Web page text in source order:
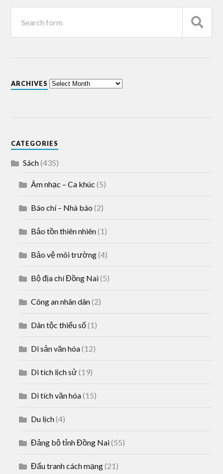
ARCHIVES
CATEGORIES
Sách(435)
Âm nhạc – Ca khúc (5)
Báo chí – Nhà báo (2)
Bảo tồn thiên nhiên(1)
Bảo vệ môi trường(4)
Bộ địa chí Đồng Nai(5)
Công an nhân dân(2)
Dân tộc thiểu số(1)
Di sản văn hóa(12)
Di tích lịch sử(19)
Di tích văn hóa(15)
Du lịch(4)
Đảng bộ tỉnh Đồng Nai(55)
Đấu tranh cách mạng(21)